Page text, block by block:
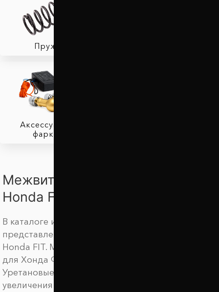
Пружины
Аксессуары для
фаркопов
Межвитковые проставки для
Honda FIT
В каталоге интернет магазина Автопроставка
представлены амортизирующие подушки для
Honda FIT. Мы предлагаем купить автобаферы
для Хонда ФИТ по выгодной цене.
Уретановые баферы ТТС предназначены для
увеличения клиренса автомобиля, они